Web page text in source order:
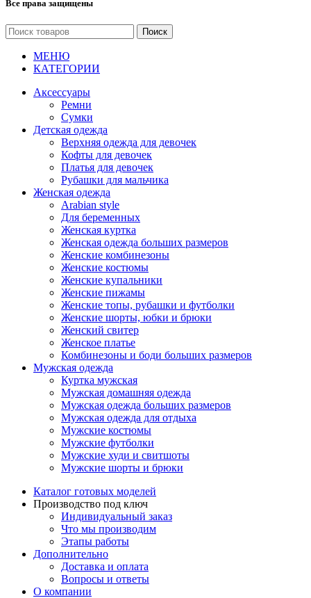
Все права защищены
Поиск
МЕНЮ
КАТЕГОРИИ
Аксессуары
Ремни
Сумки
Детская одежда
Верхняя одежда для девочек
Кофты для девочек
Платья для девочек
Рубашки для мальчика
Женская одежда
Arabian style
Для беременных
Женская куртка
Женская одежда больших размеров
Женские комбинезоны
Женские костюмы
Женские купальники
Женские пижамы
Женские топы, рубашки и футболки
Женские шорты, юбки и брюки
Женский свитер
Женское платье
Комбинезоны и боди больших размеров
Мужская одежда
Куртка мужская
Мужская домашняя одежда
Мужская одежда больших размеров
Мужская одежда для отдыха
Мужские костюмы
Мужские футболки
Мужские худи и свитшоты
Мужские шорты и брюки
Каталог готовых моделей
Производство под ключ
Индивидуальный заказ
Что мы производим
Этапы работы
Дополнительно
Доставка и оплата
Вопросы и ответы
О компании